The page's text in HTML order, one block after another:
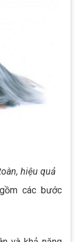
hiệu quả
gồm các bước